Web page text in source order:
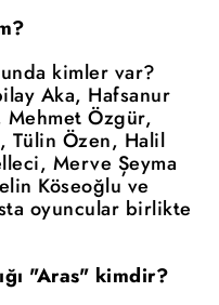
kimler var?
Aka, Hafsanur
Mehmet Özgür,
Tülin Özen, Halil
Merve Şeyma
Köseoğlu ve
oyuncular birlikte
"Aras" kimdir?